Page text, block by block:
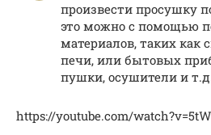
произвести просушку
это можно с помощью
материалов, таких как
печи, или бытовых
пушки, осушители и
https://youtube.com/